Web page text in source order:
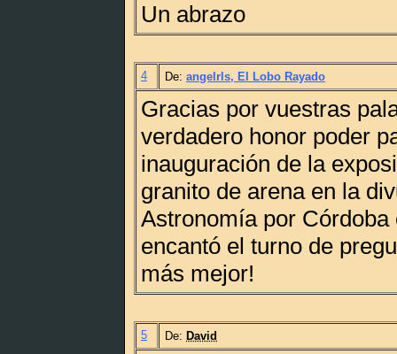
Un abrazo
4 De: angelrls, El Lobo Rayado
Gracias por vuestras
verdadero honor poder
inauguración de la
granito de arena en la
Astronomía por
encantó el turno de
más mejor!
5 De: David